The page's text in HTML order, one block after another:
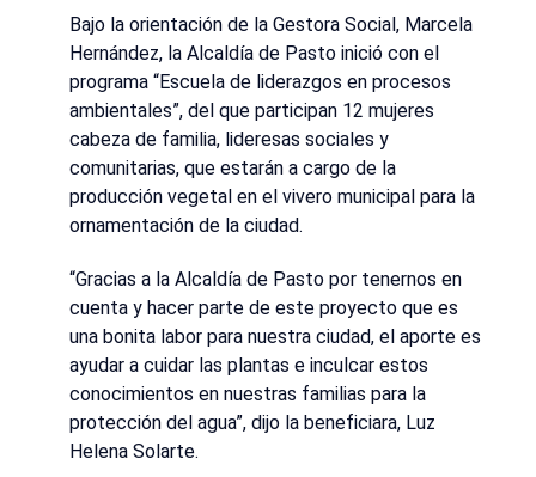
Bajo la orientación de la Gestora Social, Marcela
Hernández, la Alcaldía de Pasto inició con el
programa “Escuela de liderazgos en procesos
ambientales”, del que participan 12 mujeres
cabeza de familia, lideresas sociales y
comunitarias, que estarán a cargo de la
producción vegetal en el vivero municipal para la
ornamentación de la ciudad.
“Gracias a la Alcaldía de Pasto por tenernos en
cuenta y hacer parte de este proyecto que es
una bonita labor para nuestra ciudad, el aporte es
ayudar a cuidar las plantas e inculcar estos
conocimientos en nuestras familias para la
protección del agua”, dijo la beneficiara, Luz
Helena Solarte.